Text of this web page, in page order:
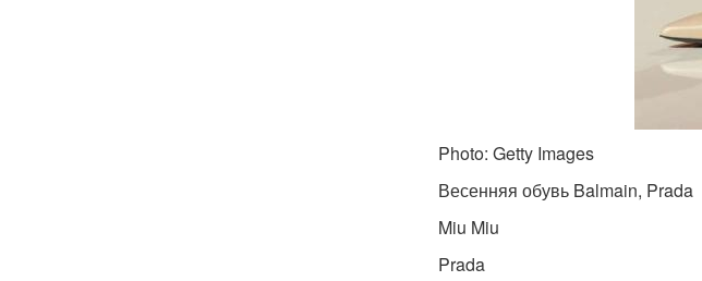
Photo: Getty Images
Весенняя обувь Balmain, Prada
Miu Miu
Prada